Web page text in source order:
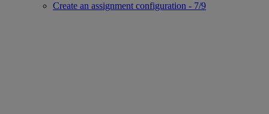
Create an assignment configuration - 7/9